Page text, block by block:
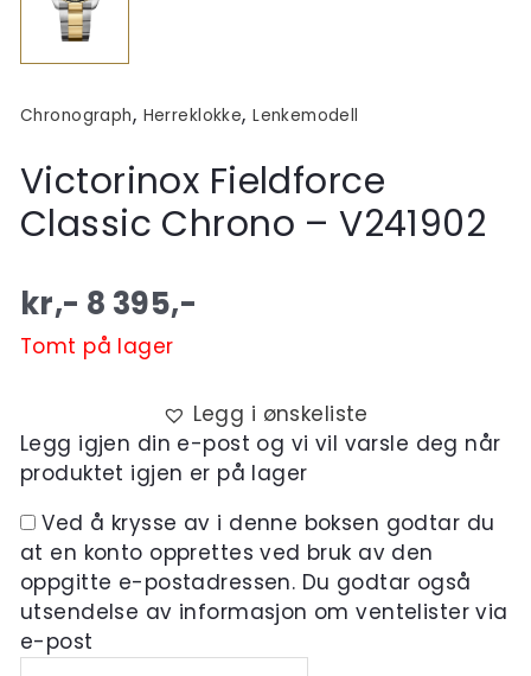
Chronograph, Herreklokke,Lenkemodell
Victorinox Fieldforce
Classic Chrono – V241902
kr,- 8 395,-
Tomt på lager
Legg i ønskeliste
Legg igjen din e-post og vi vil varsle deg når
produktet igjen er på lager
Ved å krysse av i denne boksen godtar du
at en konto opprettes ved bruk av den
oppgitte e-postadressen. Du godtar også
utsendelse av informasjon om ventelister via
e-post